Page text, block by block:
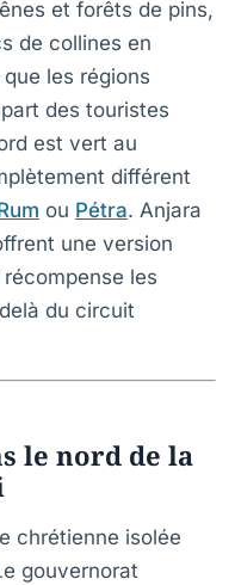
et forêts de pins,
de collines en
les régions
des touristes
est vert au
différent
ou Pétra. Anjara
une version
les
du circuit
le nord de la
chrétienne isolée
gouvernorat